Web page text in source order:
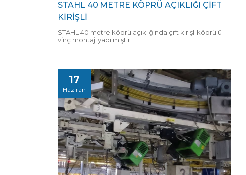
STAHL 40 METRE KÖPRÜ AÇIKLIĞI ÇİFT
KİRİŞLİ
STAHL 40 metre köprü açıklığında çift kirişli köprülü
vinç montajı yapılmıştır.
17
Haziran